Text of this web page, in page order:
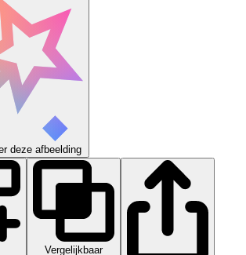
deze afbeelding
Vergelijkbaar